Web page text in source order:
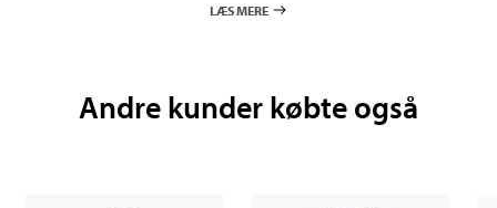
LÆS MERE
Andre kunder købte også